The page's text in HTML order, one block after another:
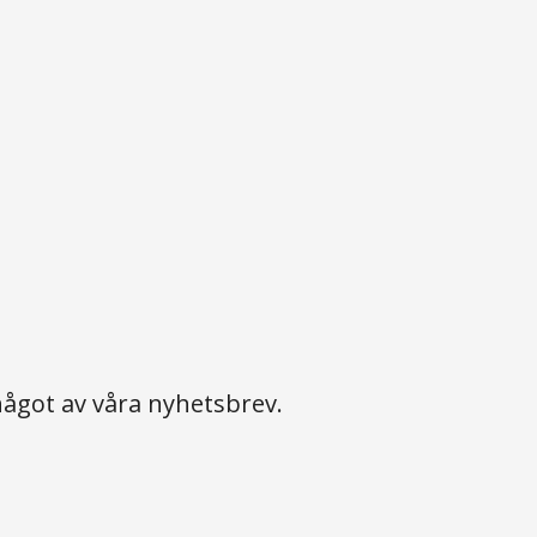
av våra nyhetsbrev.